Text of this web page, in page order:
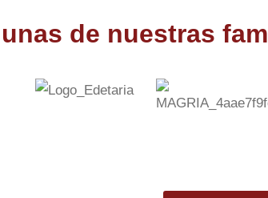
de nuestras